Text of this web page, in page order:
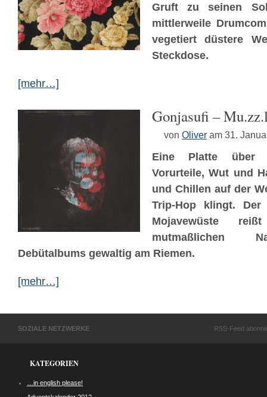
Gruft zu seinen
mittlerweile
vegetiert düstere
Steckdose.
[mehr…]
Gonjasufi –
von Oliver am 31.
Eine Platte über
Vorurteile, Wut und
und Chillen auf der
Trip-Hop klingt.
Mojavewüste
mutmaßlichen
Debütalbums gewaltig am Riemen.
[mehr…]
SOZIALE NETZWERKE RSS-Feed
KATEGORIEN
…in english please!